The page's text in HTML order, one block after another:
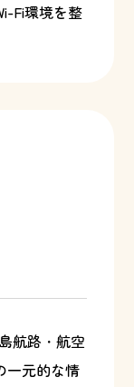
Fi環境を整
航路・航空
一元的な情